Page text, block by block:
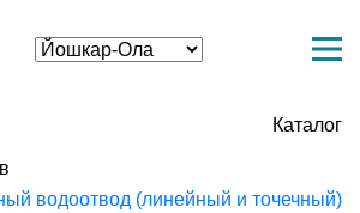
Каталог
водоотвод (линейный и точечный)